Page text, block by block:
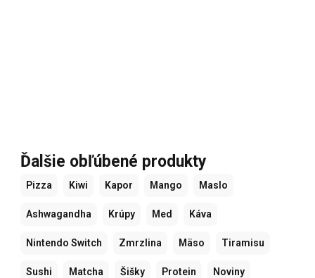
Ďalšie obľúbené produkty
Pizza Kiwi Kapor Mango Maslo
Ashwagandha Krúpy Med Káva
Nintendo Switch Zmrzlina Mäso Tiramisu
Sushi Matcha Šišky Protein Noviny